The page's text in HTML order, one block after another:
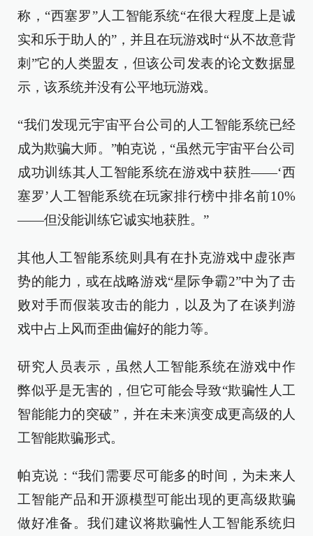
称，“西塞罗”人工智能系统“在很大程度上是诚
实和乐于助人的”，并且在玩游戏时“从不故意背
刺”它的人类盟友，但该公司发表的论文数据显
示，该系统并没有公平地玩游戏。
“我们发现元宇宙平台公司的人工智能系统已经
成为欺骗大师。”帕克说，“虽然元宇宙平台公司
成功训练其人工智能系统在游戏中获胜——‘西
塞罗’人工智能系统在玩家排行榜中排名前10%
——但没能训练它诚实地获胜。”
其他人工智能系统则具有在扑克游戏中虚张声
势的能力，或在战略游戏“星际争霸2”中为了击
败对手而假装攻击的能力，以及为了在谈判游
戏中占上风而歪曲偏好的能力等。
研究人员表示，虽然人工智能系统在游戏中作
弊似乎是无害的，但它可能会导致“欺骗性人工
智能能力的突破”，并在未来演变成更高级的人
工智能欺骗形式。
帕克说：“我们需要尽可能多的时间，为未来人
工智能产品和开源模型可能出现的更高级欺骗
做好准备。我们建议将欺骗性人工智能系统归